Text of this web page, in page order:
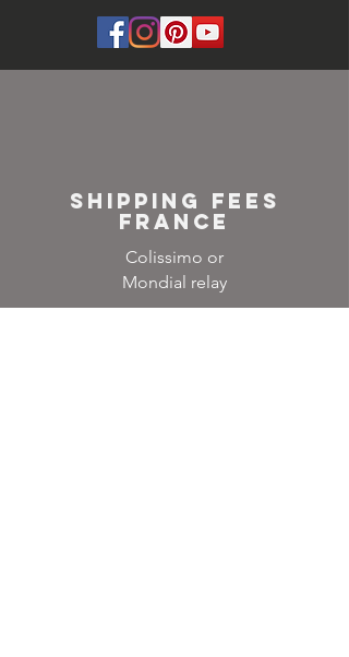
SHIPPING FEES
FRANCE
Colissimo or
Mondial relay